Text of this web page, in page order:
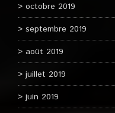
octobre 2019
septembre 2019
août 2019
juillet 2019
juin 2019